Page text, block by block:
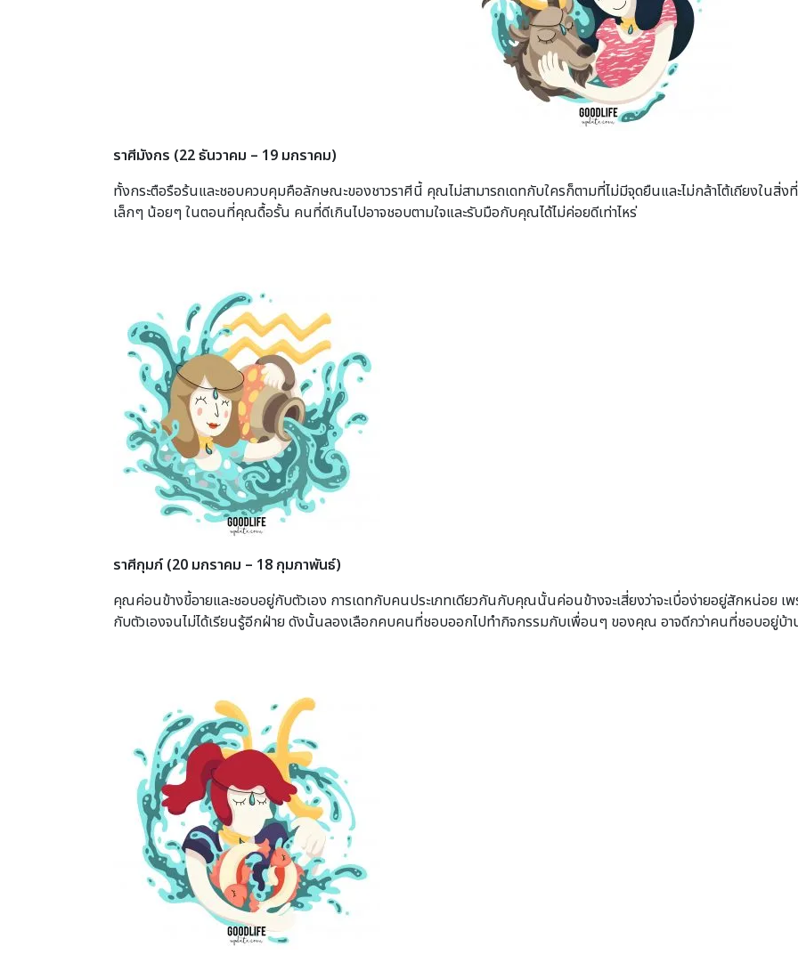
ราศีมังกร (22 ธันวาคม – 19 มกราคม)
ทั้งกระตือรือร้นและชอบควบคุมคือลักษณะของชาวราศีนี้ คุณไม่สามารถเดทกับใครก็ตามที่ไม่มีจุดยืนและไม่กล้าโต้เถียงใน
เล็กๆ น้อยๆ ในตอนที่คุณดื้อรั้น คนที่ดีเกินไปอาจชอบตามใจและรับมือกับคุณได้ไม่ค่อยดีเท่าไหร่
ราศีกุมภ์ (20 มกราคม – 18 กุมภาพันธ์)
คุณค่อนข้างขี้อายและชอบอยู่กับตัวเอง การเดทกับคนประเภทเดียวกันกับคุณนั้นค่อนข้างจะเสี่ยงว่าจะเบื่อง่ายอยู่สักหน่อย
กับตัวเองจนไม่ได้เรียนรู้อีกฝ่าย ดังนั้นลองเลือกคบคนที่ชอบออกไปทำกิจกรรมกับเพื่อนๆ ของคุณ อาจดีกว่าคนที่ชอบอยู่บ้